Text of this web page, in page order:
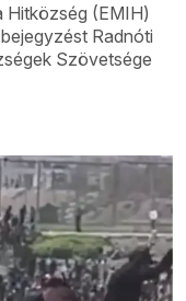
Hitközség (EMIH)
Radnóti
Szövetsége